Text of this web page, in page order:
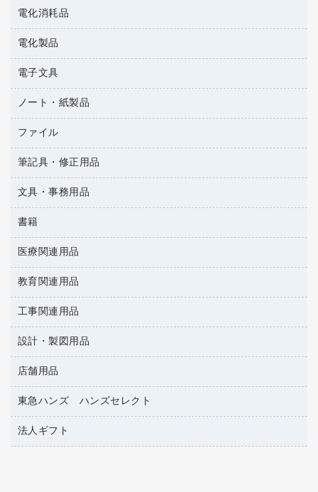
ペット用品
飲食用消耗品
ハンドソープ・石鹸
トイレ用品
トイレ用洗剤
ティッシュペーパー
ダストボックス
タオル・アメニティ用品
スリッパ・サンダル・シューズ
スポーツ・レジャー用品
ゴミ袋
キッチン用品
レーザーポインター
ラミネートフィルム
ラミネータ
タイムレコーダー
シュレッダ
ＯＨＰ用品
冷蔵庫・キッチン・調理家電
テレビ・ＡＶ機器
電化消耗品
電球・蛍光灯
乾電池・充電池
フィルム・カメラ用品
デスクライト
アルバム
懐中電灯・ライト
電化製品
掃除機・クリーナー
空調・季節家電
その他電化製品
キッチン・調理家電
ＯＡタップ／延長コード
電子文具
電卓
ラベルテープ
その他電子文具
ノート・紙製品
封筒
粘着メモ
伝票
典礼用品
帳簿
額縁
各種用紙
ルーズリーフ
ファイル
名刺整理用品
板目表紙・綴込表紙
背幅が伸びるファイル
統一伝票用ファイル
収納保存用品
レターファイル
リングファイル
プレゼン用ファイル
ファイルボックス
パイプ式ファイル
その他ファイル
筆記具・修正用品
万年筆
筆ペン
消しゴム
修正液・修正ペン
修正テープ
鉛筆
マーキングペン（油性）
マーキングペン（水性）
ボールペン（油性）
文具・事務用品
輪ゴム
両面テープ
名札
保管・整理用品
壁面／足元収納
備品／小物ケース
透明テープ 事務用
電話台
書籍
雑誌
パソコンソフト
医療関連用品
保健用品
使い捨て手袋
感染症対策用品
介護用品
医療関連用品
教育関連用品
教育関連用品
工事関連用品
工事関連用品
屋外用品
設計・製図用品
設計・製図用品
店舗用品
店舗運営用品
陳列什器
紙手提げ袋
東急ハンズ ハンズセレクト
東急ハンズ
法人ギフト